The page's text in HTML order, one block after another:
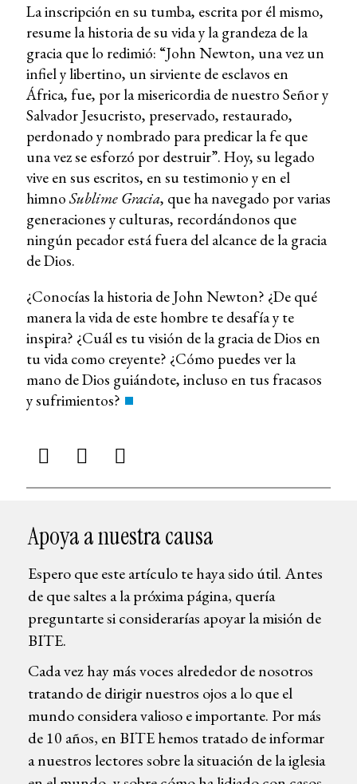
La inscripción en su tumba, escrita por él mismo,
resume la historia de su vida y la grandeza de la
gracia que lo redimió: “John Newton, una vez un
infiel y libertino, un sirviente de esclavos en
África, fue, por la misericordia de nuestro Señor y
Salvador Jesucristo, preservado, restaurado,
perdonado y nombrado para predicar la fe que
una vez se esforzó por destruir”. Hoy, su legado
vive en sus escritos, en su testimonio y en el
himnoSublime Gracia, que ha navegado por varias
generaciones y culturas, recordándonos que
ningún pecador está fuera del alcance de la gracia
de Dios.
¿Conocías la historia de John Newton? ¿De qué
manera la vida de este hombre te desafía y te
inspira? ¿Cuál es tu visión de la gracia de Dios en
tu vida como creyente? ¿Cómo puedes ver la
mano de Dios guiándote, incluso en tus fracasos
y sufrimientos?
Apoya a nuestra causa
Espero que este artículo te haya sido útil. Antes
de que saltes a la próxima página, quería
preguntarte si considerarías apoyar la misión de
BITE.
Cada vez hay más voces alrededor de nosotros
tratando de dirigir nuestros ojos a lo que el
mundo considera valioso e importante. Por más
de 10 años, en BITE hemos tratado de informar
a nuestros lectores sobre la situación de la iglesia